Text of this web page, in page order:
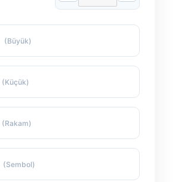
(Büyük)
(Küçük)
(Rakam)
(Sembol)